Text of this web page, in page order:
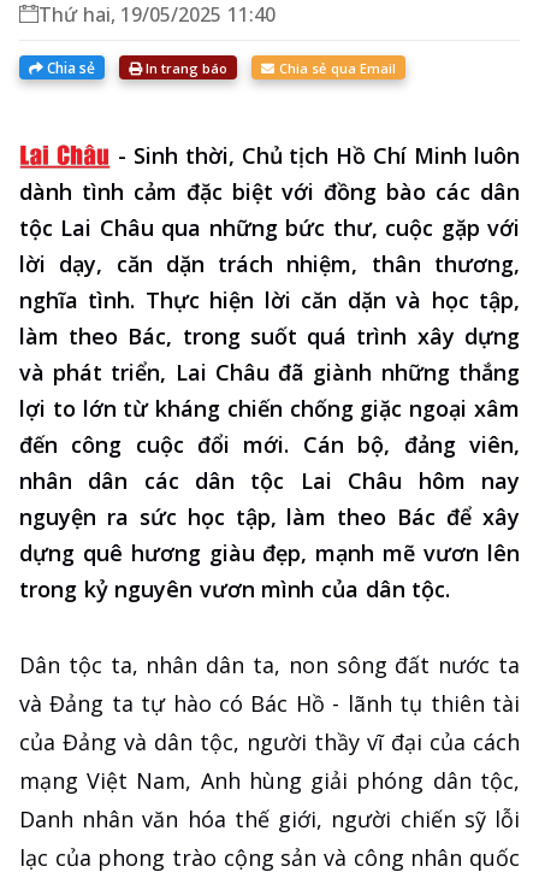
Thứ hai, 19/05/2025 11:40
Chia sẻ In trang báo Chia sẻ qua Email
- Sinh thời, Chủ tịch Hồ Chí Minh luôn
dành tình cảm đặc biệt với đồng bào các dân
tộc Lai Châu qua những bức thư, cuộc gặp với
lời dạy, căn dặn trách nhiệm, thân thương,
nghĩa tình. Thực hiện lời căn dặn và học tập,
làm theo Bác, trong suốt quá trình xây dựng
và phát triển, Lai Châu đã giành những thắng
lợi to lớn từ kháng chiến chống giặc ngoại xâm
đến công cuộc đổi mới. Cán bộ, đảng viên,
nhân dân các dân tộc Lai Châu hôm nay
nguyện ra sức học tập, làm theo Bác để xây
dựng quê hương giàu đẹp, mạnh mẽ vươn lên
trong kỷ nguyên vươn mình của dân tộc.
Dân tộc ta, nhân dân ta, non sông đất nước ta
và Đảng ta tự hào có Bác Hồ - lãnh tụ thiên tài
của Đảng và dân tộc, người thầy vĩ đại của cách
mạng Việt Nam, Anh hùng giải phóng dân tộc,
Danh nhân văn hóa thế giới, người chiến sỹ lỗi
lạc của phong trào cộng sản và công nhân quốc